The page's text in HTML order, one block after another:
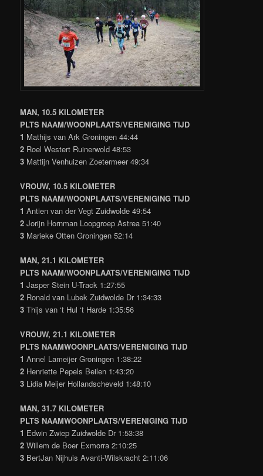
MAN, 10.5 KILOMETER
PLTS NAAM/WOONPLAATS/VERENIGING TIJD
1 Mathijs van Ark Groningen 44:44
2 Roel Westert Ruinerwold 48:53
3 Mattijn Venhuizen Zoetermeer 49:34
VROUW, 10.5 KILOMETER
PLTS NAAM/WOONPLAATS/VERENIGING TIJD
1 Antien van der Vegt Zuidwolde 49:54
2 Jorijn Hornman Loopgroep Astrea 51:40
3 Marieke Otten Groningen 52:14
MAN, 21.1 KILOMETER
PLTS NAAM/WOONPLAATS/VERENIGING TIJD
1 Jasper Stein U-Track 1:27:55
2 Ronald van Lubek Zuidwolde Dr 1:34:33
3 Thijs van ‘t Hul ‘t Harde 1:35:56
VROUW, 21.1 KILOMETER
PLTS NAAMWOONPLAATS/VERENIGING TIJD
1 Annel Lameijer Groningen 1:38:22
2 Henriette Pepels Beilen 1:43:20
3 Lidia Meijer Hollandscheveld 1:48:10
MAN, 31.7 KILOMETER
PLTS NAAMWOONPLAATS/VERENIGING TIJD
1 Edwin Zwiep Zuidwolde Dr 1:53:38
2 Willem de Boer Exmorra 2:10:25
3 BertJan Nijhuis Avanti-Wilskracht 2:11:06